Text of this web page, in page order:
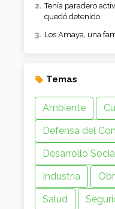
Tenía paradero
quedó detenido
Los Amaya, una
Temas
Ambiente
Defensa del
Desarrollo
Industria
Salud